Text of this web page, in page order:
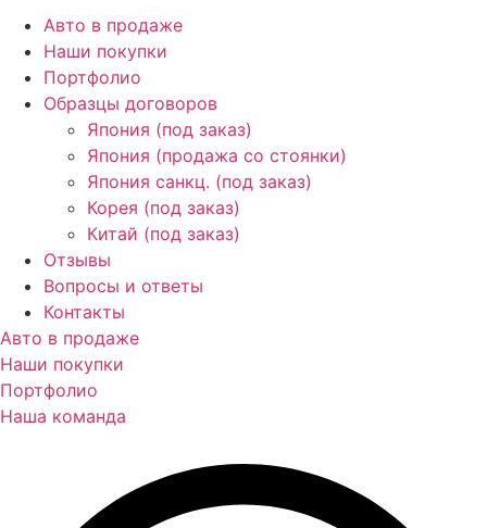
Авто в продаже
Наши покупки
Портфолио
Образцы договоров
Япония (под заказ)
Япония (продажа со стоянки)
Япония санкц. (под заказ)
Корея (под заказ)
Китай (под заказ)
Отзывы
Вопросы и ответы
Контакты
Авто в продаже
Наши покупки
Портфолио
Наша команда